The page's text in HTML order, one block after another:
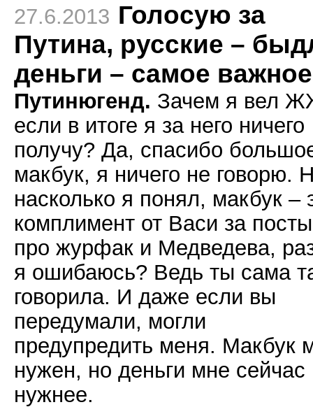
27.6.2013 Голосую за
Путина, русские –
деньги – самое важное
Путинюгенд. Зачем я вел
если в итоге я за него ничего
получу? Да, спасибо
макбук, я ничего не говорю.
насколько я понял, макбук –
комплимент от Васи за посты
про журфак и Медведева,
я ошибаюсь? Ведь ты сама
говорила. И даже если вы
передумали, могли
предупредить меня. Макбук
нужен, но деньги мне сейчас
нужнее.